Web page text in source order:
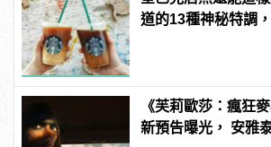
道的13種神秘特調
《芙莉歐莎：瘋狂
新預告曝光， 安雅